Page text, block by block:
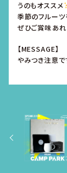
うのもオススメ
季節のフルーツ
ぜひご賞味あれ
【MESSAGE】
やみつき注意で